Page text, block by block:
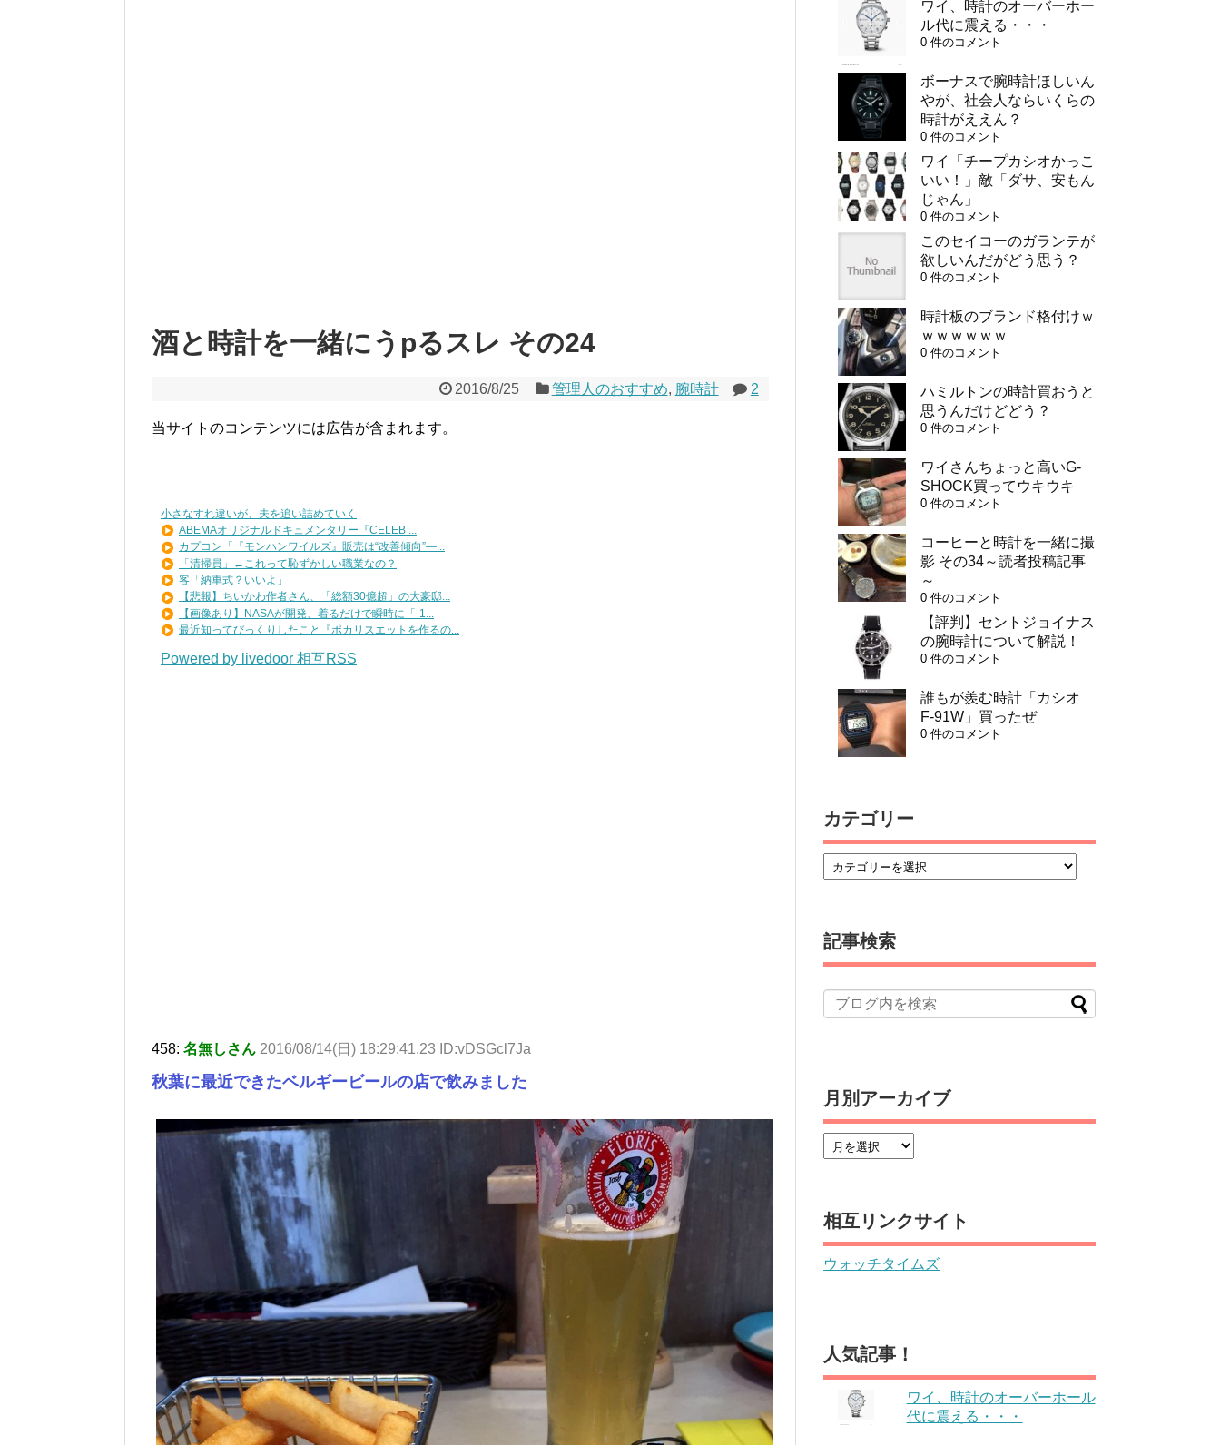
酒と時計を一緒にうpるスレ その24
2016/8/25 管理人のおすすめ, 腕時計 2
当サイトのコンテンツには広告が含まれます。
小さなすれ違いが、夫を追い詰めていく
ABEMAオリジナルドキュメンタリー『CELEB ...
カプコン「『モンハンワイルズ』販売は“改善傾向”―...
「清掃員」←これって恥ずかしい職業なの？
客「納車式？いいよ」
【悲報】ちいかわ作者さん、「総額30億超」の大豪邸...
【画像あり】NASAが開発、着るだけで瞬時に「-1...
最近知ってびっくりしたこと『ポカリスエットを作るの...
Powered by livedoor 相互RSS
458: 名無しさん 2016/08/14(日) 18:29:41.23 ID:vDSGcl7Ja
秋葉に最近できたベルギービールの店で飲みました
ワイ、時計のオーバーホー
ル代に震える・・・
0 件のコメント
ボーナスで腕時計ほしいん
やが、社会人ならいくらの
時計がええん？
0 件のコメント
ワイ「チープカシオかっこ
いい！」敵「ダサ、安もん
じゃん」
0 件のコメント
このセイコーのガランテが
欲しいんだがどう思う？
0 件のコメント
時計板のブランド格付けｗ
ｗｗｗｗｗｗ
0 件のコメント
ハミルトンの時計買おうと
思うんだけどどう？
0 件のコメント
ワイさんちょっと高いG-
SHOCK買ってウキウキ
0 件のコメント
コーヒーと時計を一緒に撮
影 その34～読者投稿記事
～
0 件のコメント
【評判】セントジョイナス
の腕時計について解説！
0 件のコメント
誰もが羨む時計「カシオ
F-91W」買ったぜ
0 件のコメント
カテゴリー
記事検索
月別アーカイブ
相互リンクサイト
ウォッチタイムズ
人気記事！
ワイ、時計のオーバーホール
代に震える・・・